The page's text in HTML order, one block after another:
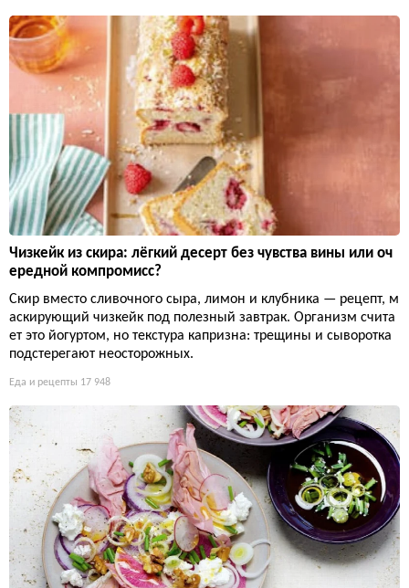
Чизкейк из скира: лёгкий десерт без чувства вины или оч
ередной компромисс?
Скир вместо сливочного сыра, лимон и клубника — рецепт, м
аскирующий чизкейк под полезный завтрак. Организм счита
ет это йогуртом, но текстура капризна: трещины и сыворотка
подстерегают неосторожных.
Еда и рецепты 17 948